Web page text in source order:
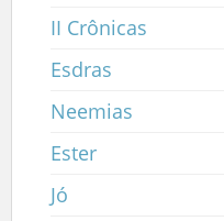
II Crônicas
Esdras
Neemias
Ester
Jó